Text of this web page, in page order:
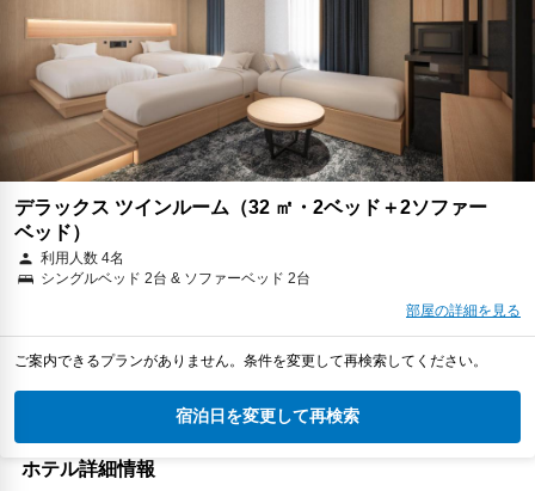
デラックス ツインルーム（32 ㎡・2ベッド＋2ソファー
ベッド）
利用人数 4名
シングルベッド 2台 & ソファーベッド 2台
部屋の詳細を見る
ご案内できるプランがありません。条件を変更して再検索してください。
宿泊日を変更して再検索
ホテル詳細情報